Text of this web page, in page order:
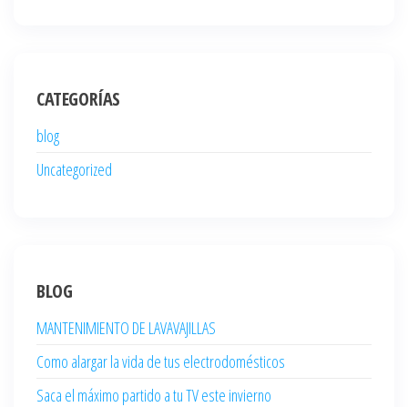
CATEGORÍAS
blog
Uncategorized
BLOG
MANTENIMIENTO DE LAVAVAJILLAS
Como alargar la vida de tus electrodomésticos
Saca el máximo partido a tu TV este invierno